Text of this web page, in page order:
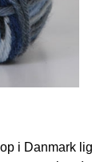
i Danmark